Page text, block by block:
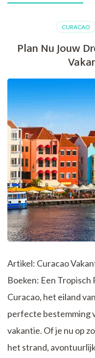
CURACAO
Plan Nu Jouw
Artikel: Curacao
Boeken: Een Tropisch
Curacao, het eiland
perfecte bestemming
vakantie. Of je nu op
het strand,